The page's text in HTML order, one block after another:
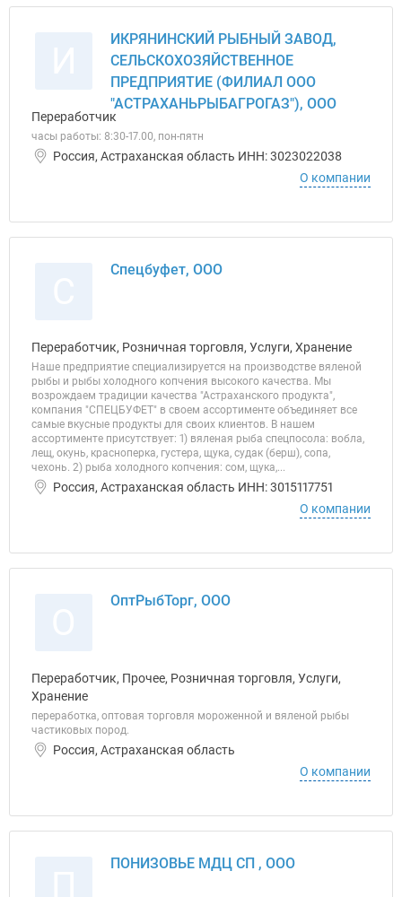
ИКРЯНИНСКИЙ РЫБНЫЙ ЗАВОД,
СЕЛЬСКОХОЗЯЙСТВЕННОЕ
ПРЕДПРИЯТИЕ (ФИЛИАЛ ООО
"АСТРАХАНЬРЫБАГРОГАЗ"), ООО
Переработчик
часы работы: 8:30-17.00, пон-пятн
Россия, Астраханская область ИНН: 3023022038
О компании
Спецбуфет, ООО
Переработчик, Розничная торговля, Услуги, Хранение
Наше предприятие специализируется на производстве вяленой
рыбы и рыбы холодного копчения высокого качества. Мы
возрождаем традиции качества "Астраханского продукта",
компания "СПЕЦБУФЕТ" в своем ассортименте объединяет все
самые вкусные продукты для своих клиентов. В нашем
ассортименте присутствует: 1) вяленая рыба спецпосола: вобла,
лещ, окунь, красноперка, густера, щука, судак (берш), сопа,
чехонь. 2) рыба холодного копчения: сом, щука,...
Россия, Астраханская область ИНН: 3015117751
О компании
ОптРыбТорг, ООО
Переработчик, Прочее, Розничная торговля, Услуги,
Хранение
переработка, оптовая торговля мороженной и вяленой рыбы
частиковых пород.
Россия, Астраханская область
О компании
ПОНИЗОВЬЕ МДЦ СП , ООО